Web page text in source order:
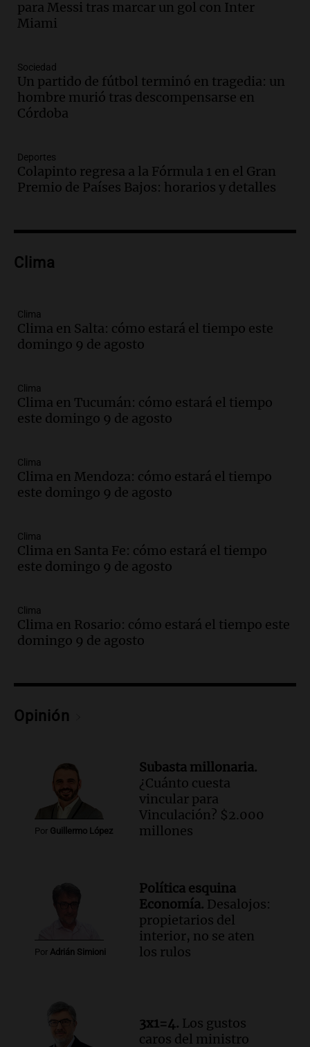
en el Congreso expuso una debilidad
comunicacional del Gobierno
Episodios
Audio.Casabindo se prepara para una
celebración única: 30.000 turistas y el
tradicional Toreo de la Vincha
Audio. Borges, abogada de Pourrain:
"Tres hombres se lo llevaron para
hacerle preguntas y nunca regresó"
Episodios
metros del río Suquía y retiraron hasta
Audio.La historia de la servilleta que
firmó Jorge Messi para el primer
Audio.Joan Gaspart: "Sin Jorge, no sé si
Episodios
Audio.El orgullo y el sueño argentino de
Una mañana para todos
Episodios
Una mañana para todos
Episodios
del desayuno ideal: qué alimentos
Una mañana para todos
Audio. Murió Jorge Messi
Una mañana para todos
Episodios
Audio.Mateo, a los 25 años, lucha
Episodios
Audio.
Estiman que la inflación nacional
de julio será menor al 2,9% registrado
en CABA
Una mañana para todos
cabra que llevaba ocho días atrapada en
un precipicio
Una mañana para todos
para Messi tras marcar un gol con Inter
Miami
Sociedad
Un partido de fútbol terminó en tragedia: un
hombre murió tras descompensarse en
Córdoba
Deportes
Colapinto regresa a la Fórmula 1 en el Gran
Premio de Países Bajos: horarios y detalles
Clima
Clima
Clima en Salta: cómo estará el tiempo este
domingo 9 de agosto
Clima
Clima en Tucumán: cómo estará el tiempo
este domingo 9 de agosto
Clima
Clima en Mendoza: cómo estará el tiempo
este domingo 9 de agosto
Clima
Clima en Santa Fe: cómo estará el tiempo
este domingo 9 de agosto
Clima
Clima en Rosario: cómo estará el tiempo este
domingo 9 de agosto
Opinión
Por Guillermo López
Subasta millonaria.
¿Cuánto cuesta
vincular para
Vinculación? $2.000
millones
Por Adrián Simioni
Política esquina
Economía. Desalojos:
propietarios del
interior, no se aten
los rulos
3x1=4. Los gustos
caros del ministro